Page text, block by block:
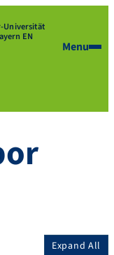
Universität
EN
Menu
Expand All